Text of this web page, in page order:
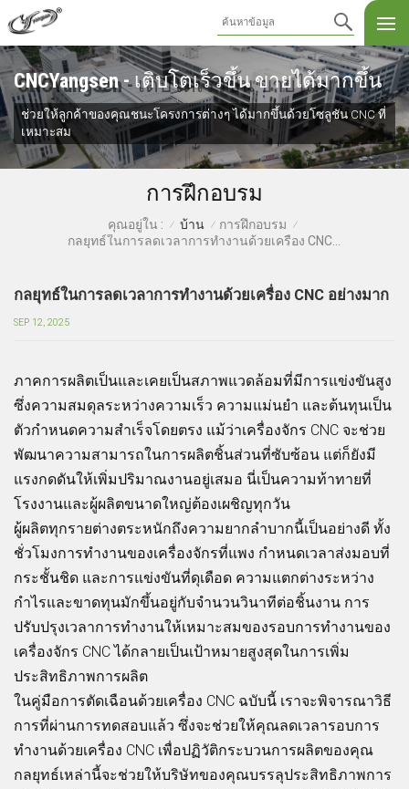
CNCYangsen - เติบโตเร็วขึ้น ขายได้มากขึ้น
ช่วยให้ลูกค้าของคุณชนะโครงการต่างๆ ได้มากขึ้นด้วยโซลูชัน CNC ที่
เหมาะสม
การฝึกอบรม
คุณอยู่ใน : / บ้าน / การฝึกอบรม /
กลยุทธ์ในการลดเวลาการทำงานด้วยเครื่อง CNC อย่างมาก
SEP 12, 2025
ภาคการผลิตเป็นและเคยเป็นสภาพแวดล้อมที่มีการแข่งขันสูง
ซึ่งความสมดุลระหว่างความเร็ว ความแม่นยำ และต้นทุนเป็น
ตัวกำหนดความสำเร็จโดยตรง แม้ว่าเครื่องจักร CNC จะช่วย
พัฒนาความสามารถในการผลิตชิ้นส่วนที่ซับซ้อน แต่ก็ยังมี
แรงกดดันให้เพิ่มปริมาณงานอยู่เสมอ นี่เป็นความท้าทายที่
โรงงานและผู้ผลิตขนาดใหญ่ต้องเผชิญทุกวัน
ผู้ผลิตทุกรายต่างตระหนักถึงความยากลำบากนี้เป็นอย่างดี ทั้ง
ชั่วโมงการทำงานของเครื่องจักรที่แพง กำหนดเวลาส่งมอบที่
กระชั้นชิด และการแข่งขันที่ดุเดือด ความแตกต่างระหว่าง
กำไรและขาดทุนมักขึ้นอยู่กับจำนวนวินาทีต่อชิ้นงาน การ
ปรับปรุงเวลาการทำงานให้เหมาะสมของรอบการทำงานของ
เครื่องจักร CNC ได้กลายเป็นเป้าหมายสูงสุดในการเพิ่ม
ประสิทธิภาพการผลิต
ในคู่มือการตัดเฉือนด้วยเครื่อง CNC ฉบับนี้ เราจะพิจารณาวิธี
การที่ผ่านการทดสอบแล้ว ซึ่งจะช่วยให้คุณลดเวลารอบการ
ทำงานด้วยเครื่อง CNC เพื่อปฏิวัติกระบวนการผลิตของคุณ
กลยุทธ์เหล่านี้จะช่วยให้บริษัทของคุณบรรลุประสิทธิภาพการ